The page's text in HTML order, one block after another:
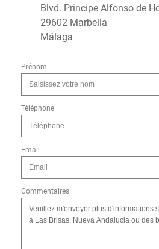
Blvd. Principe Alfonso de
29602 Marbella
Málaga
Prénom
Téléphone
Email
Commentaires